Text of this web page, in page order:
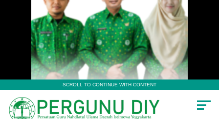
SCROLL TO CONTINUE WITH CONTENT